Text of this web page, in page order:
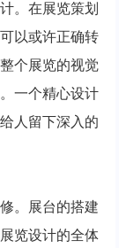
。在展览策划
以或许正确转
个展览的视觉
一个精心设计
人留下深入的
。展台的搭建
览设计的全体